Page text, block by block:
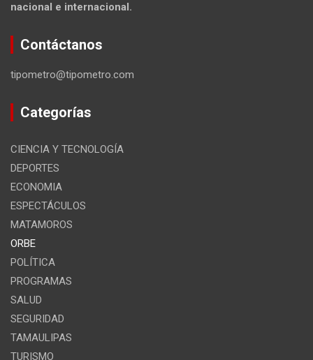
nacional e internacional.
Contáctanos
tipometro@tipometro.com
Categorías
CIENCIA Y TECNOLOGÍA
DEPORTES
ECONOMIA
ESPECTÁCULOS
MATAMOROS
ORBE
POLÍTICA
PROGRAMAS
SALUD
SEGURIDAD
TAMAULIPAS
TURISMO